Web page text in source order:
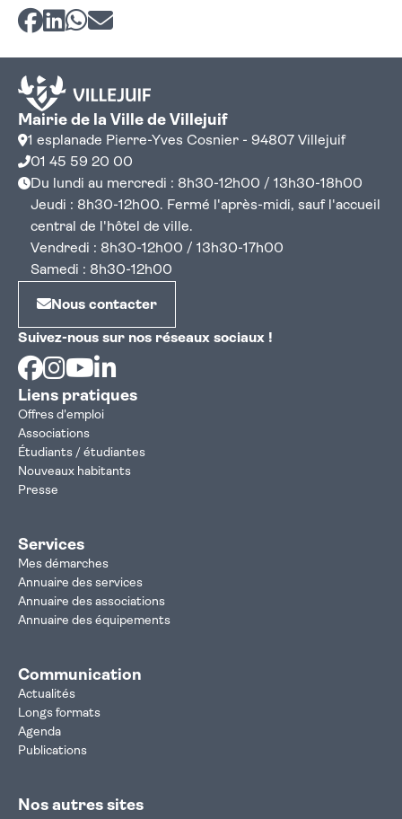
Partager sur Facebook
Partager sur LinkedIn
Partager sur Whatsapp
Partager par courriel
Mairie de la Ville de Villejuif
1 esplanade Pierre-Yves Cosnier - 94807 Villejuif
01 45 59 20 00
Du lundi au mercredi : 8h30-12h00 / 13h30-18h00
Jeudi : 8h30-12h00. Fermé l'après-midi, sauf l'accueil
central de l'hôtel de ville.
Vendredi : 8h30-12h00 / 13h30-17h00
Samedi : 8h30-12h00
Nous contacter
Suivez-nous sur nos réseaux sociaux !
Facebook
Instagram
Youtube
Liens pratiques
Offres d'emploi
Associations
Étudiants / étudiantes
Nouveaux habitants
Presse
Services
Mes démarches
Annuaire des services
Annuaire des associations
Annuaire des équipements
Communication
Actualités
Longs formats
Agenda
Publications
Nos autres sites